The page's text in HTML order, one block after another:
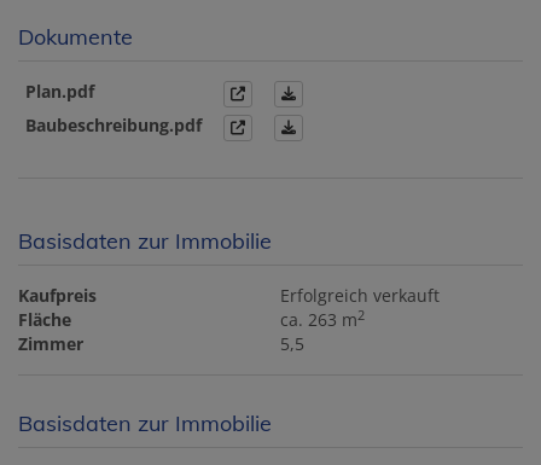
Dokumente
Plan.pdf
Baubeschreibung.pdf
Basisdaten zur Immobilie
Kaufpreis
Erfolgreich verkauft
Fläche
ca. 263 m2
Zimmer 5,5
Basisdaten zur Immobilie